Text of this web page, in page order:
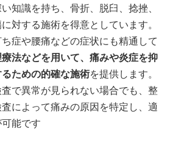
知識を持ち、骨折、脱臼、捻挫、
対する施術を得意としています。
症や腰痛などの症状にも精通して
法などを用いて、痛みや炎症を抑
ための的確な施術を提供します。
で異常が見られない場合でも、整
によって痛みの原因を特定し、適
能です